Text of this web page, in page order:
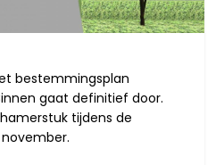
bestemmingsplan
gaat definitief door.
hamerstuk tijdens de